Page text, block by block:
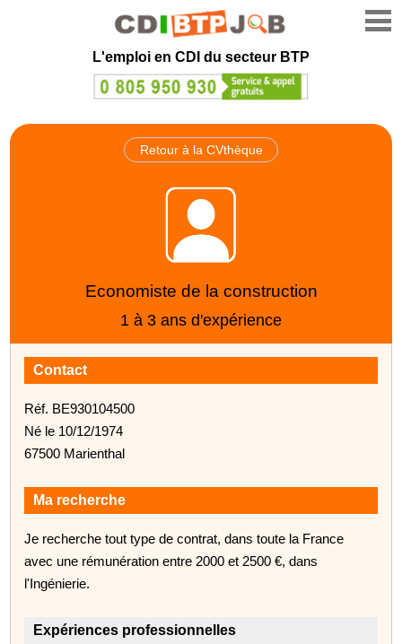
L'emploi en CDI du secteur BTP
Retour à la CVthèque
Economiste de la construction
1 à 3 ans d'expérience
Contact
Réf. BE930104500
Né le 10/12/1974
67500 Marienthal
Ma recherche
Je recherche tout type de contrat, dans toute la France
avec une rémunération entre 2000 et 2500 €, dans
l'Ingénierie.
Expériences professionnelles